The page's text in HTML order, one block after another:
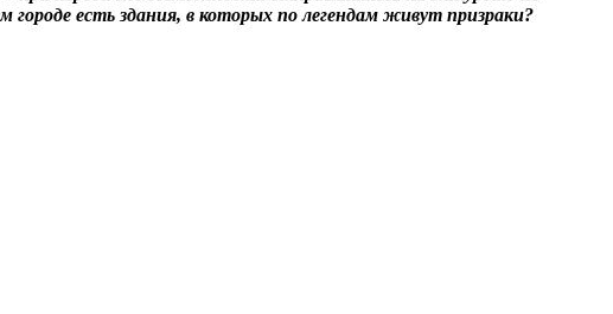
есть здания, в которых по легендам живут призраки?